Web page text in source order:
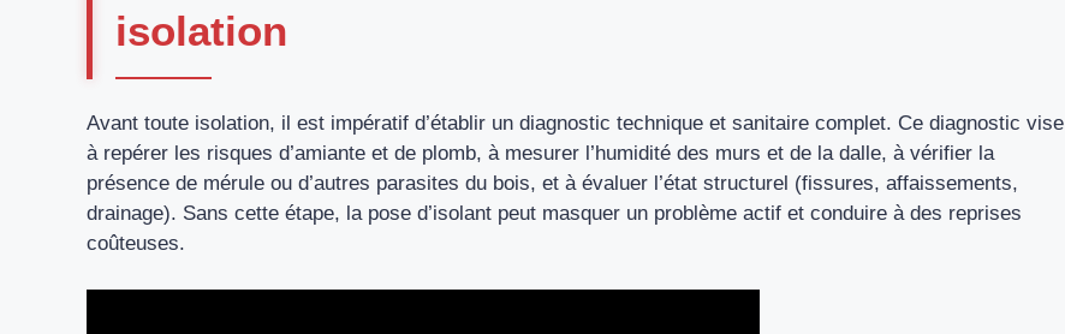
isolation
Avant toute isolation, il est impératif d’établir un diagnostic technique et sanitaire complet. Ce diagnostic vise
à repérer les risques d’amiante et de plomb, à mesurer l’humidité des murs et de la dalle, à vérifier la
présence de mérule ou d’autres parasites du bois, et à évaluer l’état structurel (fissures, affaissements,
drainage). Sans cette étape, la pose d’isolant peut masquer un problème actif et conduire à des reprises
coûteuses.